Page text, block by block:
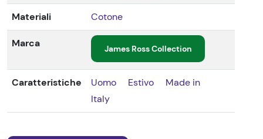
Materiali Cotone
Marca James Ross Collection
Caratteristiche Uomo Estivo
Made in
Italy